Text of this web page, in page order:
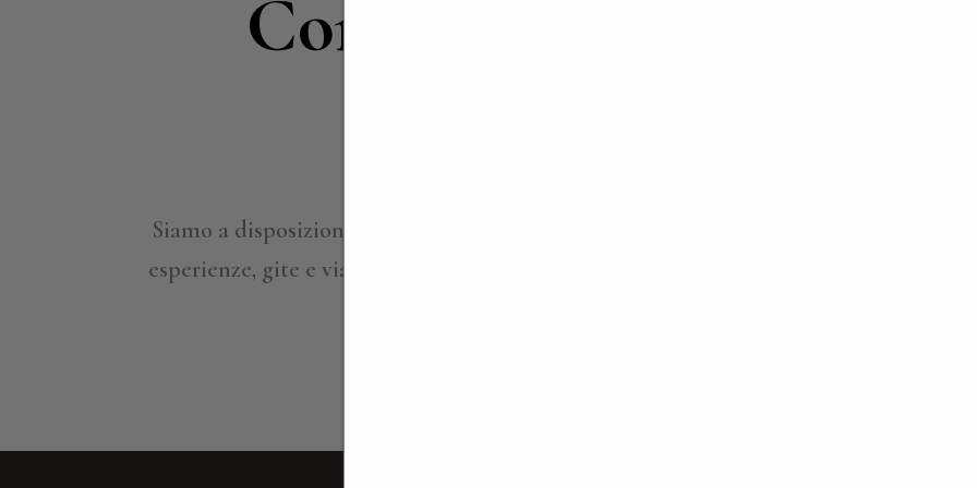
Contattaci per maggiori
Siamo a disposizione per approfondire i dettagli di tutte le proposte presentate;
esperienze, gite e viaggi su misura, in base alle vostre esigenze e curiosità; troviamo